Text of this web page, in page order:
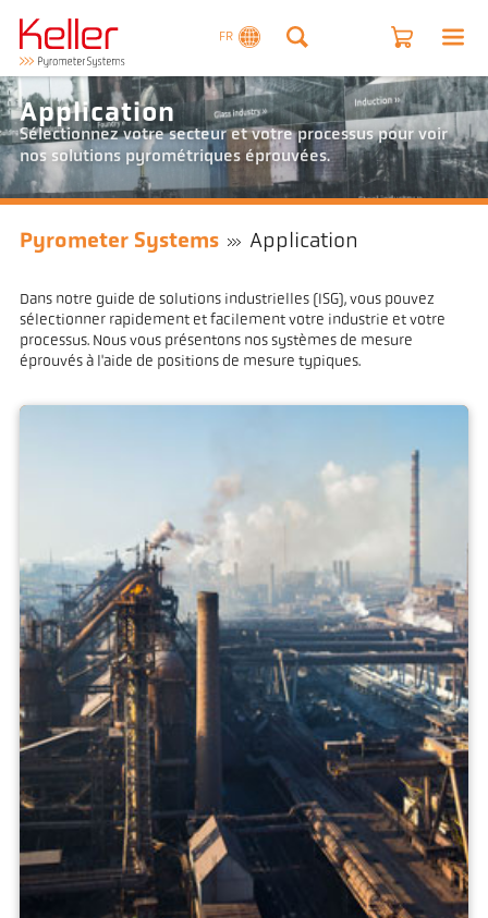
FR
Application
Sélectionnez votre secteur et votre processus pour voir
nos solutions pyrométriques éprouvées.
Pyrometer Systems Application
Dans notre guide de solutions industrielles (ISG), vous pouvez
sélectionner rapidement et facilement votre industrie et votre
processus. Nous vous présentons nos systèmes de mesure
éprouvés à l'aide de positions de mesure typiques.